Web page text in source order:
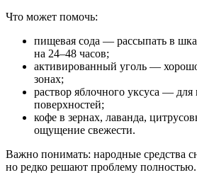
Что может помочь:
пищевая сода — рассыпать в
на 24–48 часов;
активированный уголь —
зонах;
раствор яблочного уксуса —
поверхностей;
кофе в зернах, лаванда,
ощущение свежести.
Важно понимать: народные средства
но редко решают проблему полностью.